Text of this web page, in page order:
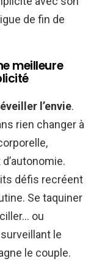
de fin de
meilleure
l’envie.
rien changer à
défis recréent
Se taquiner
ou
le
le couple.